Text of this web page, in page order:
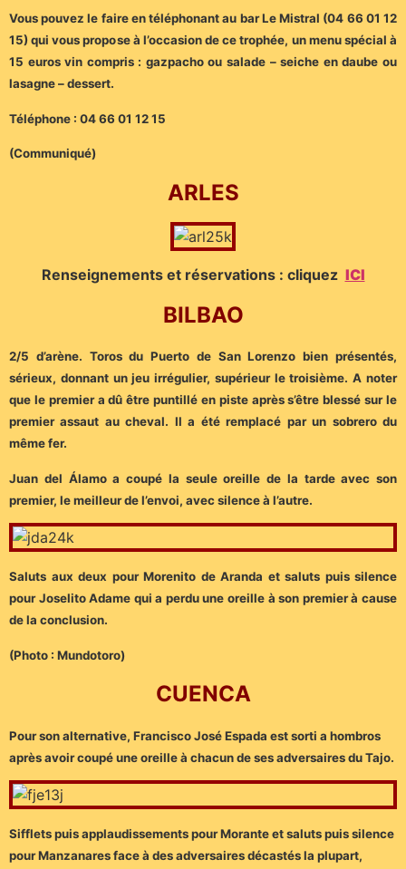
Vous pouvez le faire en téléphonant au bar Le Mistral (04 66 01 12
15) qui vous propose à l’occasion de ce trophée, un menu spécial à
15 euros vin compris : gazpacho ou salade – seiche en daube ou
lasagne – dessert.
Téléphone : 04 66 01 12 15
(Communiqué)
ARLES
Renseignements et réservations : cliquez ICI
BILBAO
2/5 d’arène. Toros du Puerto de San Lorenzo bien présentés,
sérieux, donnant un jeu irrégulier, supérieur le troisième. A noter
que le premier a dû être puntillé en piste après s’être blessé sur le
premier assaut au cheval. Il a été remplacé par un sobrero du
même fer.
Juan del Álamo a coupé la seule oreille de la tarde avec son
premier, le meilleur de l’envoi, avec silence à l’autre.
Saluts aux deux pour Morenito de Aranda et saluts puis silence
pour Joselito Adame qui a perdu une oreille à son premier à cause
de la conclusion.
(Photo : Mundotoro)
CUENCA
Pour son alternative, Francisco José Espada est sorti a hombros
après avoir coupé une oreille à chacun de ses adversaires du Tajo.
Sifflets puis applaudissements pour Morante et saluts puis silence
pour Manzanares face à des adversaires décastés la plupart,